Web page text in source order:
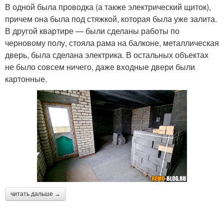
В одной была проводка (а также электрический щиток),
причем она была под стяжкой, которая была уже залита.
В другой квартире — были сделаны работы по
черновому полу, стояла рама на балконе, металлическая
дверь, была сделана электрика. В остальных объектах
не было совсем ничего, даже входные двери были
картонные.
читать дальше →